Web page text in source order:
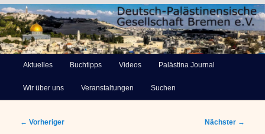
Deutsch-Palästinensische
Zum
primären
Aktuelles Buchtipps Videos Palästina Journal
Wir über uns Veranstaltungen Suchen
Beitragsnavigation
← Vorheriger Nächster →